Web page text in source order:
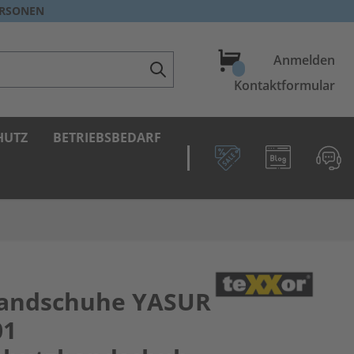
WarenkorbAnmelden
Kontaktformular
BETRIEBSBEDARF
YASUR